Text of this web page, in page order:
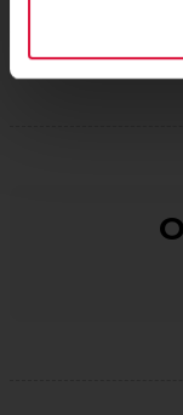
wystudzenia.